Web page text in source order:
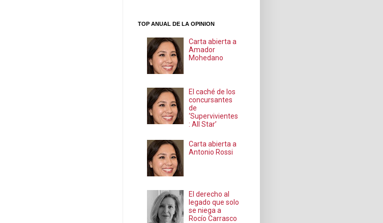
TOP ANUAL DE LA OPINION
Carta abierta a
Amador
Mohedano
El caché de los
concursantes
de
‘Supervivientes
: All Star’
Carta abierta a
Antonio Rossi
El derecho al
legado que solo
se niega a
Rocío Carrasco